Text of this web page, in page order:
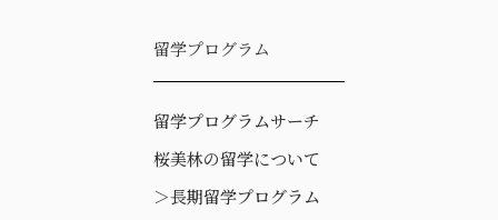
留学プログラム
留学プログラムサーチ
桜美林の留学について
＞長期留学プログラム